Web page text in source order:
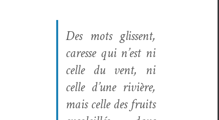
Des mots glis­sent,
caresse qui n’est ni
celle du vent, ni
celle d’une riv­ière,
mais celle des fruits